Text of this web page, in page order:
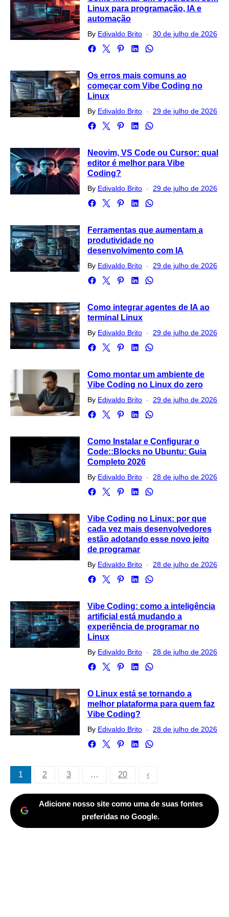
Linux para programação, IA e
automação
By Edivaldo Brito
Posted
30 de julho de 2026
Os erros mais comuns ao
começar com Vibe Coding no
Linux
By Edivaldo Brito
Posted
29 de julho de 2026
Neovim, VS Code ou Cursor: qual
editor é melhor para Vibe
Coding?
By Edivaldo Brito
Posted
29 de julho de 2026
Ferramentas que aumentam a
produtividade no
desenvolvimento com IA
By Edivaldo Brito
Posted
29 de julho de 2026
Como integrar agentes de IA ao
terminal Linux
By Edivaldo Brito
Posted
29 de julho de 2026
Como montar um ambiente de
Vibe Coding no Linux do zero
By Edivaldo Brito
Posted
29 de julho de 2026
Como Instalar e Configurar o
Code::Blocks no Ubuntu: Guia
Completo 2026
By Edivaldo Brito
Posted
28 de julho de 2026
Vibe Coding no Linux: por que
cada vez mais desenvolvedores
estão adotando esse novo jeito
de programar
By Edivaldo Brito
Posted
28 de julho de 2026
Vibe Coding: como a inteligência
artificial está mudando a
experiência de programar no
Linux
By Edivaldo Brito
Posted
28 de julho de 2026
O Linux está se tornando a
melhor plataforma para quem faz
Vibe Coding?
By Edivaldo Brito
Posted
28 de julho de 2026
Paginação
posts
1 2 3 … 20 ‹
Adicione nosso site como uma de suas fontes
preferidas no Google.